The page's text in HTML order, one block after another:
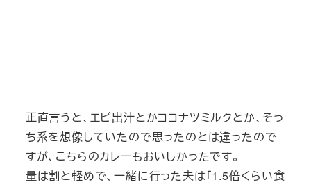
正直言うと、エビ出汁とかココナツミルクとか、そっ
ち系を想像していたので思ったのとは違ったので
すが、こちらのカレーもおいしかったです。
量は割と軽めで、一緒に行った夫は「1.5倍くらい食